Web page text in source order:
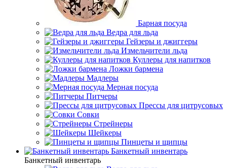
Барная посуда
Ведра для льда
Гейзеры и джиггеры
Измельчители льда
Куллеры для напитков
Ложки бармена
Мадлеры
Мерная посуда
Питчеры
Прессы для цитрусовых
Совки
Стрейнеры
Шейкеры
Пинцеты и щипцы
Банкетный инвентарь
Банкетный инвентарь